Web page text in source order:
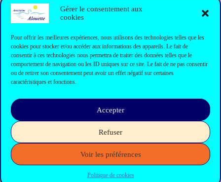
Gérer le consentement aux
cookies
Pour offrir les meilleures expériences, nous utilisons des technologies telles que les
cookies pour stocker et/ou accéder aux informations des appareils. Le fait de
consentir à ces technologies nous permettra de traiter des données telles que le
comportement de navigation ou les ID uniques sur ce site. Le fait de ne pas consentir
ou de retirer son consentement peut avoir un effet négatif sur certaines
caractéristiques et fonctions.
Accepter
Refuser
Voir les préférences
Politique de cookies
Formulaire de contact
Contact
Mentions légales
Politique de cookies
News Philippines
Always With You Found. Inc.